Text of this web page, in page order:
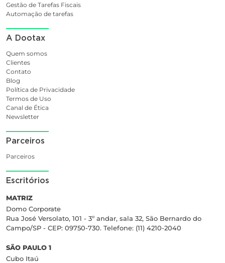
Gestão de Tarefas Fiscais
Automação de tarefas
A Dootax
Quem somos
Clientes
Contato
Blog
Política de Privacidade
Termos de Uso
Canal de Ética
Newsletter
Parceiros
Parceiros
Escritórios
MATRIZ
Domo Corporate
Rua José Versolato, 101 - 3º andar, sala 32, São Bernardo do
Campo/SP - CEP: 09750-730. Telefone: (11) 4210-2040
SÃO PAULO 1
Cubo Itaú